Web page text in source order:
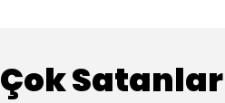
Çok Satanlar